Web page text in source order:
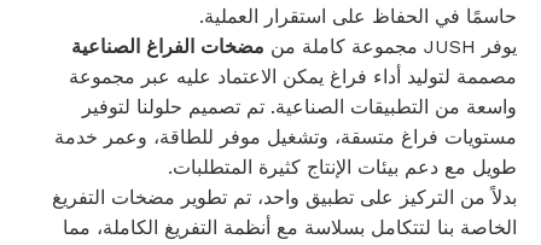
حاسمًا في الحفاظ على استقرار العملية.
يوفر JUSH مجموعة كاملة من
مضخات الفراغ الصناعية
مصممة لتوليد أداء فراغ يمكن الاعتماد عليه عبر مجموعة
واسعة من التطبيقات الصناعية. تم تصميم حلولنا لتوفير
مستويات فراغ متسقة، وتشغيل موفر للطاقة، وعمر خدمة
طويل مع دعم بيئات الإنتاج كثيرة المتطلبات.
بدلاً من التركيز على تطبيق واحد، تم تطوير مضخات التفريغ
الخاصة بنا لتتكامل بسلاسة مع أنظمة التفريغ الكاملة، مما